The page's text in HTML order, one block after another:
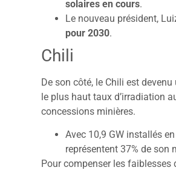
solaires en cours.
Le nouveau président,
pour 2030.
Chili
De son côté, le Chili est
le plus haut taux d’irradiation
concessions minières.
Avec 10,9 GW installés
représentent 37% de son
Pour compenser les